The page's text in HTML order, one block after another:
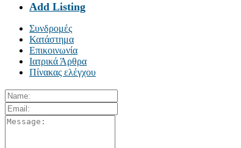
Add Listing
Συνδρομές
Κατάστημα
Επικοινωνία
Ιατρικά Άρθρα
Πίνακας ελέγχου